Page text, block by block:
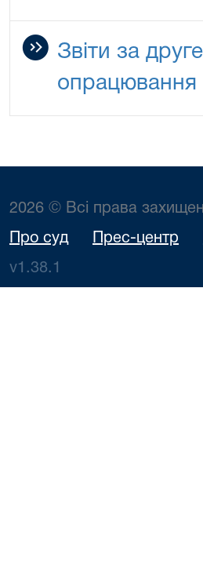
Звіти за
опрацювання
2026 © Всі права
Про суд Прес-центр
v1.38.1